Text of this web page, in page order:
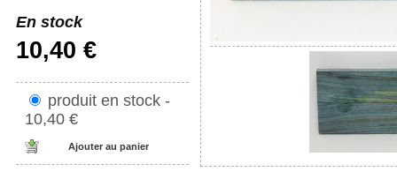
En stock
10,40 €
produit en stock -
10,40 €